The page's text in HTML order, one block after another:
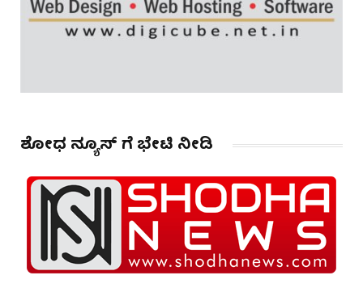
ಶೋಧ ನ್ಯೂಸ್ ಗೆ ಭೇಟಿ ನೀಡಿ